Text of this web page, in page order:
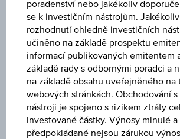
AG
Uveřejněné produktové informace jsou
investory, kteří již mají produkt ve svém
neslouží jako doporučení ani jako
cenných papírů.
poradenství nebo jakékoliv
se k investičním nástrojům.
rozhodnutí ohledně investičních
učiněno na základě prospektu
informací publikovaných emitentem
základě rady s odbornými poradci a
na základě obsahu uveřejněného na
webových stránkách. Obchodování
nástroji je spojeno s rizikem ztráty
investované částky. Výnosy minulé
předpokládané nejsou zárukou